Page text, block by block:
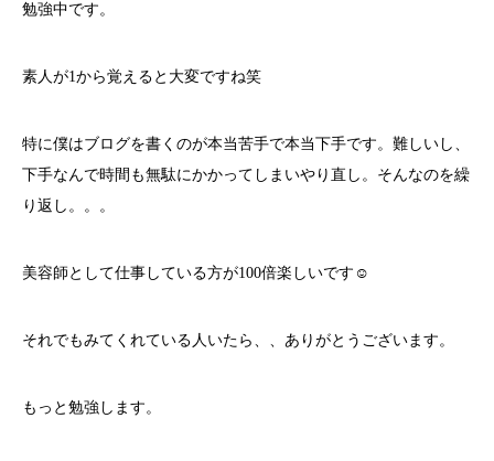
勉強中です。
素人が1から覚えると大変ですね笑
特に僕はブログを書くのが本当苦手で本当下手です。難しいし、
下手なんで時間も無駄にかかってしまいやり直し。そんなのを繰
り返し。。。
美容師として仕事している方が100倍楽しいです☺️
それでもみてくれている人いたら、、ありがとうございます。
もっと勉強します。